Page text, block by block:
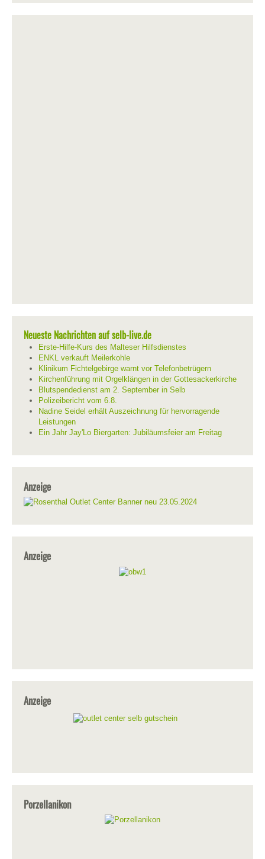
Neueste Nachrichten auf selb-live.de
Erste-Hilfe-Kurs des Malteser Hilfsdienstes
ENKL verkauft Meilerkohle
Klinikum Fichtelgebirge warnt vor Telefonbetrügern
Kirchenführung mit Orgelklängen in der Gottesackerkirche
Blutspendedienst am 2. September in Selb
Polizeibericht vom 6.8.
Nadine Seidel erhält Auszeichnung für hervorragende
Leistungen
Ein Jahr Jay'Lo Biergarten: Jubiläumsfeier am Freitag
Anzeige
Anzeige
Anzeige
Porzellanikon